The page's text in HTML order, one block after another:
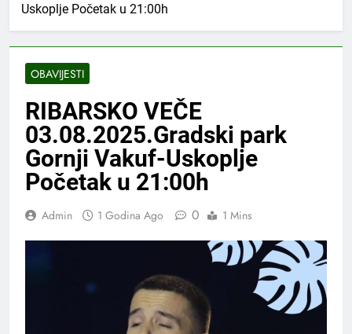
Uskoplje Početak u 21:00h
OBAVIJESTI
RIBARSKO VEČE
03.08.2025.Gradski park
Gornji Vakuf-Uskoplje
Početak u 21:00h
Admin 1 Godina Ago 0 1 Mins